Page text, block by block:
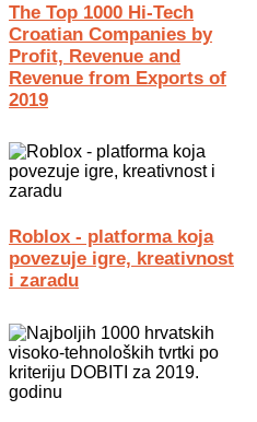
The Top 1000 Hi-Tech
Croatian Companies by
Profit, Revenue and
Revenue from Exports of
2019
Roblox - platforma koja
povezuje igre, kreativnost
i zaradu